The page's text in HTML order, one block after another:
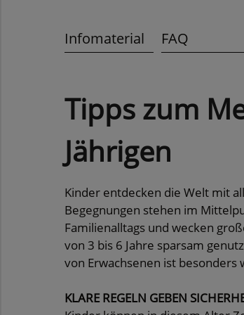
Infomaterial FAQ
Tipps zum
Jährigen
Kinder entdecken die Welt mit
Begegnungen stehen im
Familienalltags und wecken
von 3 bis 6 Jahre sparsam
von Erwachsenen ist besonders
KLARE REGELN GEBEN